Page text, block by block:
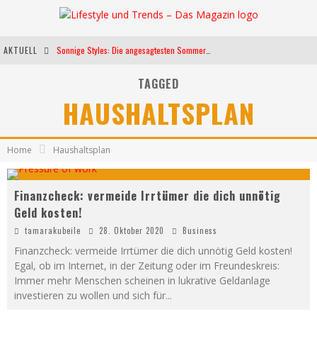
AKTUELL
Weltfrauentag - Eine Feier der Weiblichkeit
Kann unsere Ernährung das biologische Altern verlangsamen?
TAGGED
HAUSHALTSPLAN
Home Haushaltsplan
Finanzcheck: vermeide Irrtümer die dich unnötig
Geld kosten!
tamarakubeile 28. Oktober 2020 Business
Finanzcheck: vermeide Irrtümer die dich unnötig Geld kosten!
Egal, ob im Internet, in der Zeitung oder im Freundeskreis:
Immer mehr Menschen scheinen in lukrative Geldanlage
investieren zu wollen und sich für...